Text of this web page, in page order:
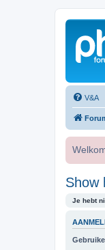
V&A
Show
Je hebt